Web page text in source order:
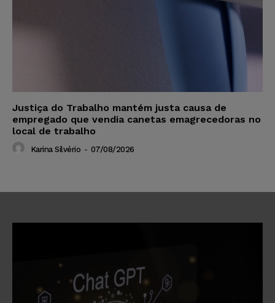
Justiça do Trabalho mantém justa causa de
empregado que vendia canetas emagrecedoras no
local de trabalho
Karina Silvério - 07/08/2026